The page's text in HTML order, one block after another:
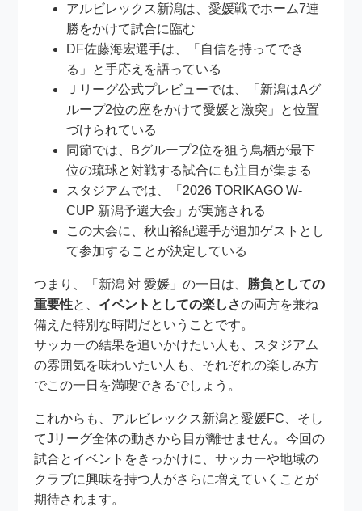
アルビレックス新潟は、愛媛戦でホーム7連
勝をかけて試合に臨む
DF佐藤海宏選手は、「自信を持ってでき
る」と手応えを語っている
Ｊリーグ公式プレビューでは、「新潟はAグ
ループ2位の座をかけて愛媛と激突」と位置
づけられている
同節では、Bグループ2位を狙う鳥栖が最下
位の琉球と対戦する試合にも注目が集まる
スタジアムでは、「2026 TORIKAGO W-
CUP 新潟予選大会」が実施される
この大会に、秋山裕紀選手が追加ゲストとし
て参加することが決定している
つまり、「新潟 対 愛媛」の一日は、 勝負としての
重要性と、 イベントとしての楽しさの両方を兼ね
備えた特別な時間だということです。
サッカーの結果を追いかけたい人も、スタジアム
の雰囲気を味わいたい人も、それぞれの楽しみ方
でこの一日を満喫できるでしょう。
これからも、アルビレックス新潟と愛媛FC、そし
てJリーグ全体の動きから目が離せません。今回の
試合とイベントをきっかけに、サッカーや地域の
クラブに興味を持つ人がさらに増えていくことが
期待されます。